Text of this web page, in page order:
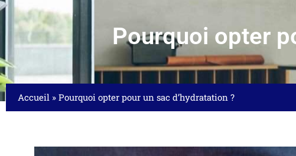
Pourquoi opter
Accueil » Pourquoi opter pour un sac d’hydratation ?